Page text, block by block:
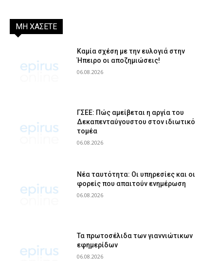
ΜΗ ΧΑΣΕΤΕ
Καμία σχέση με την ευλογιά στην
Ήπειρο οι αποζημιώσεις!
06.08.2026
ΓΣΕΕ: Πώς αμείβεται η αργία του
Δεκαπενταύγουστου στον ιδιωτικό
τομέα
06.08.2026
Νέα ταυτότητα: Οι υπηρεσίες και οι
φορείς που απαιτούν ενημέρωση
06.08.2026
Τα πρωτοσέλιδα των γιαννιώτικων
εφημερίδων
06.08.2026